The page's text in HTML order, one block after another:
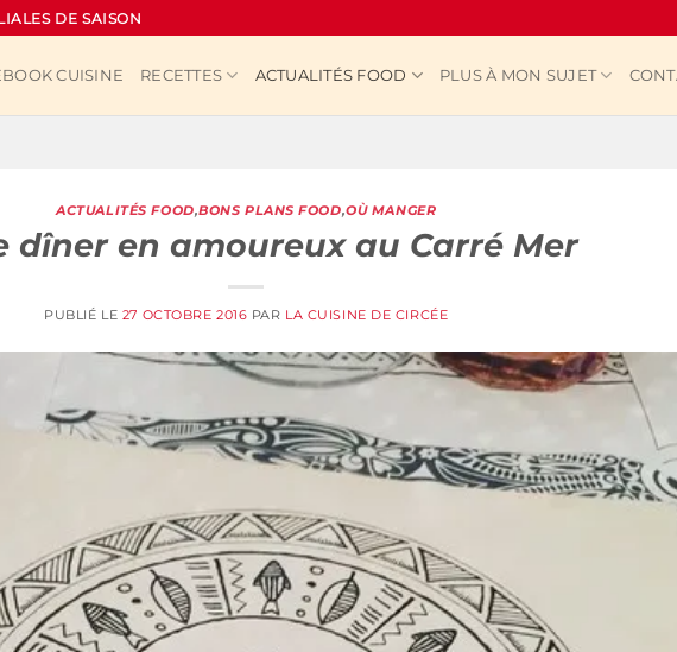
DE SAISON
CUISINE RECETTES ACTUALITÉS FOOD PLUS À MON SUJET
ACTUALITÉS FOOD,BONS PLANS FOOD,OÙ MANGER
dîner en amoureux au Carré Mer
PUBLIÉ LE 27 OCTOBRE 2016 PAR LA CUISINE DE CIRCÉE